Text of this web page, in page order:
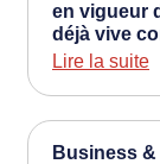
en vigueur
déjà vive
Lire la suite
Business